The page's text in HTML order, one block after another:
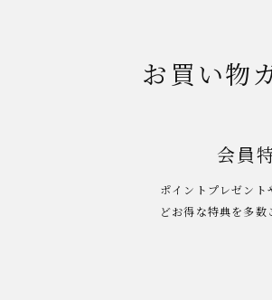
お買い物
会員
ポイントプレゼント
どお得な特典を多数